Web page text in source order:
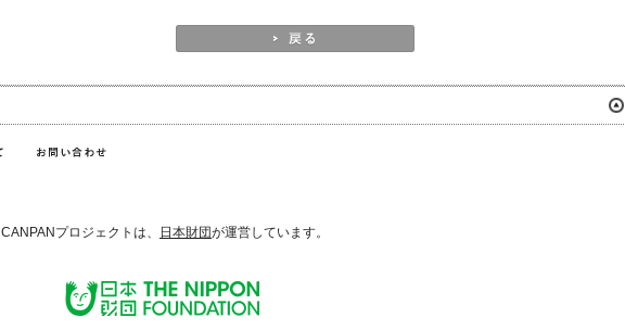
CANPANプロジェクトは、 日本財団が運営しています。